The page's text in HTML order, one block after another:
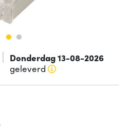
Donderdag 13-08-2026
geleverd